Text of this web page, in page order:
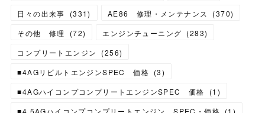
日々の出来事
(331) AE86 修理・メンテナンス (370)
その他 修理
(72) エンジンチューニング (283)
コンプリートエンジン
(256)
■4AGリビルトエンジンSPEC 価格 (3)
■4AGハイコンプコンプリートエンジンSPEC 価格
(1 )